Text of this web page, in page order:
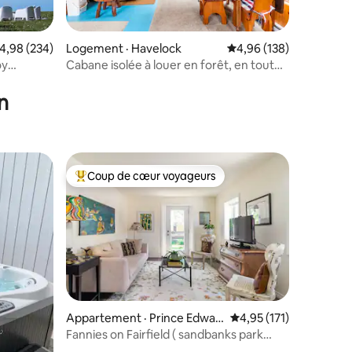
moyenne de 4,98 sur 5, 234 commentaires
4,98 (234)
Logement · Havelock Note moyenne de
4,96 (138)
Cabane isolée à louer en forêt, en toutes
plus aimés Coup de cœur voyageurs parmi les plus aimés
Coup de cœur voyageurs
Appartement · Prince Edwar
d
Note moyenne de
4,95 (171)
Fannies on Fairfield ( sandbanks park